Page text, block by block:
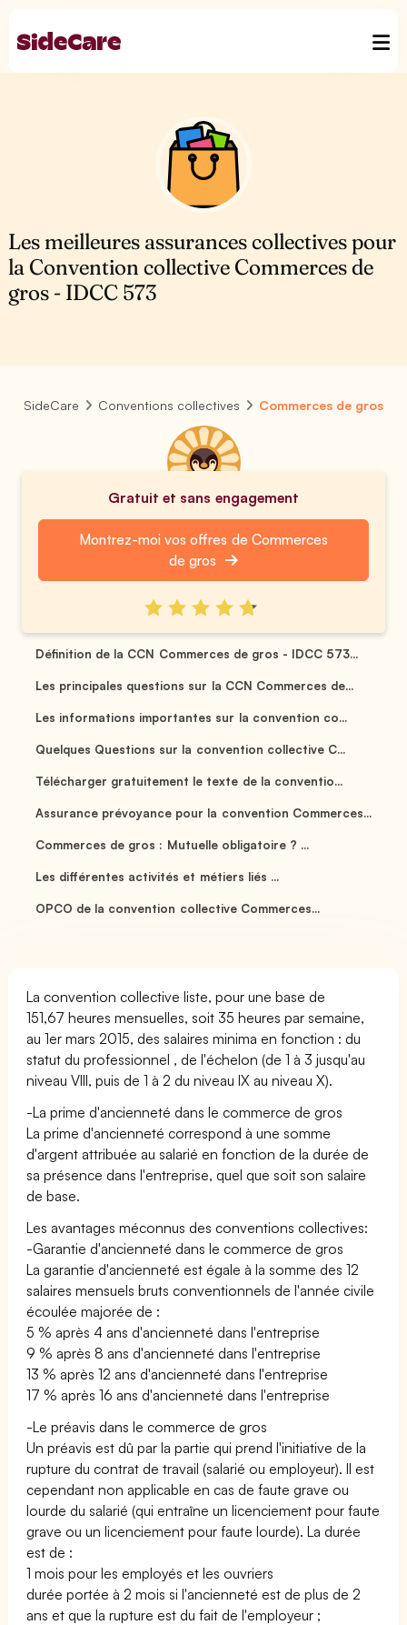
Les meilleures assurances collectives pour
la Convention collective Commerces de
gros - IDCC 573
SideCare Conventions collectives Commerces de gros
Gratuit et sans engagement
Montrez-moi vos offres de Commerces
de gros
Définition de la CCN Commerces de gros - IDCC 573...
Les principales questions sur la CCN Commerces de...
Les informations importantes sur la convention co...
Quelques Questions sur la convention collective C...
Télécharger gratuitement le texte de la conventio...
Assurance prévoyance pour la convention Commerces...
Commerces de gros : Mutuelle obligatoire ? ...
Les différentes activités et métiers liés ...
OPCO de la convention collective Commerces...
La convention collective liste, pour une base de
151,67 heures mensuelles, soit 35 heures par semaine,
au 1er mars 2015, des salaires minima en fonction : du
statut du professionnel , de l'échelon (de 1 à 3 jusqu'au
niveau VIII, puis de 1 à 2 du niveau IX au niveau X).
-La prime d'ancienneté dans le commerce de gros
La prime d'ancienneté correspond à une somme
d'argent attribuée au salarié en fonction de la durée de
sa présence dans l'entreprise, quel que soit son salaire
de base.
Les avantages méconnus des conventions collectives:
-Garantie d'ancienneté dans le commerce de gros
La garantie d'ancienneté est égale à la somme des 12
salaires mensuels bruts conventionnels de l'année civile
écoulée majorée de :
5 % après 4 ans d'ancienneté dans l'entreprise
9 % après 8 ans d'ancienneté dans l'entreprise
13 % après 12 ans d'ancienneté dans l'entreprise
17 % après 16 ans d'ancienneté dans l'entreprise
-Le préavis dans le commerce de gros
Un préavis est dû par la partie qui prend l'initiative de la
rupture du contrat de travail (salarié ou employeur). Il est
cependant non applicable en cas de faute grave ou
lourde du salarié (qui entraîne un licenciement pour faute
grave ou un licenciement pour faute lourde). La durée
est de :
1 mois pour les employés et les ouvriers
durée portée à 2 mois si l'ancienneté est de plus de 2
ans et que la rupture est du fait de l'employeur ;